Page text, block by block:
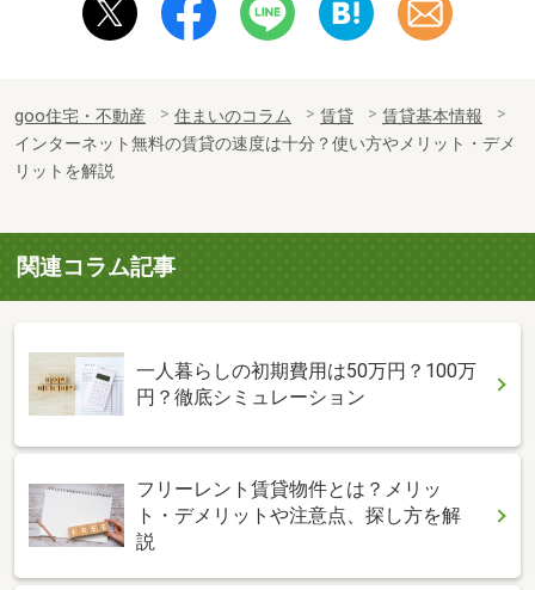
goo住宅・不動産 住まいのコラム 賃貸
賃貸基本情報
インターネット無料の賃貸の速度は十分？使い方やメリット・デメ
リットを解説
関連コラム記事
一人暮らしの初期費用は50万円？100万
円？徹底シミュレーション
フリーレント賃貸物件とは？メリッ
ト・デメリットや注意点、探し方を解
説